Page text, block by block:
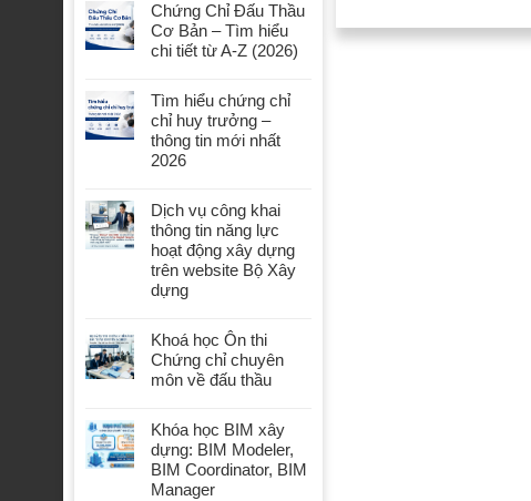
Chứng Chỉ Đấu Thầu
Cơ Bản – Tìm hiểu
chi tiết từ A-Z (2026)
Tìm hiểu chứng chỉ
chỉ huy trưởng –
thông tin mới nhất
2026
Dịch vụ công khai
thông tin năng lực
hoạt động xây dựng
trên website Bộ Xây
dựng
Khoá học Ôn thi
Chứng chỉ chuyên
môn về đấu thầu
Khóa học BIM xây
dựng: BIM Modeler,
BIM Coordinator, BIM
Manager